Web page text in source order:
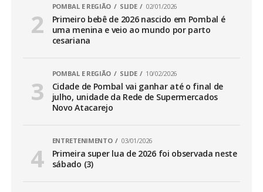
POMBAL E REGIÃO SLIDE 02/01/2026
Primeiro bebê de 2026 nascido em Pombal é
uma menina e veio ao mundo por parto
cesariana
POMBAL E REGIÃO SLIDE 10/02/2026
Cidade de Pombal vai ganhar até o final de
julho, unidade da Rede de Supermercados
Novo Atacarejo
ENTRETENIMENTO 03/01/2026
Primeira super lua de 2026 foi observada neste
sábado (3)